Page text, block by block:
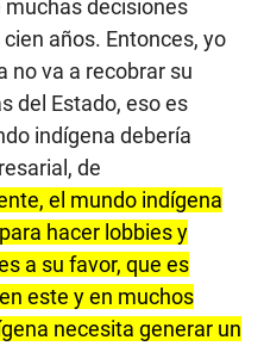
muchas decisiones
años. Entonces, yo
no va a recobrar su
del Estado, eso es
indígena debería
de
el mundo indígena
hacer lobbies y
a su favor, que es
este y en muchos
necesita generar un